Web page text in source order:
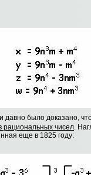
давно было доказано,
рациональных чисел.
еще в 1825 году: